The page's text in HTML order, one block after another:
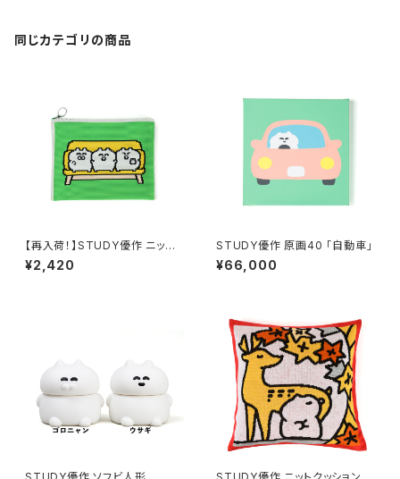
同じカテゴリの商品
【再入荷！】STUDY優作 ニット
ポーチ
¥2,420
STUDY優作 原画40 「自動車」
¥66,000